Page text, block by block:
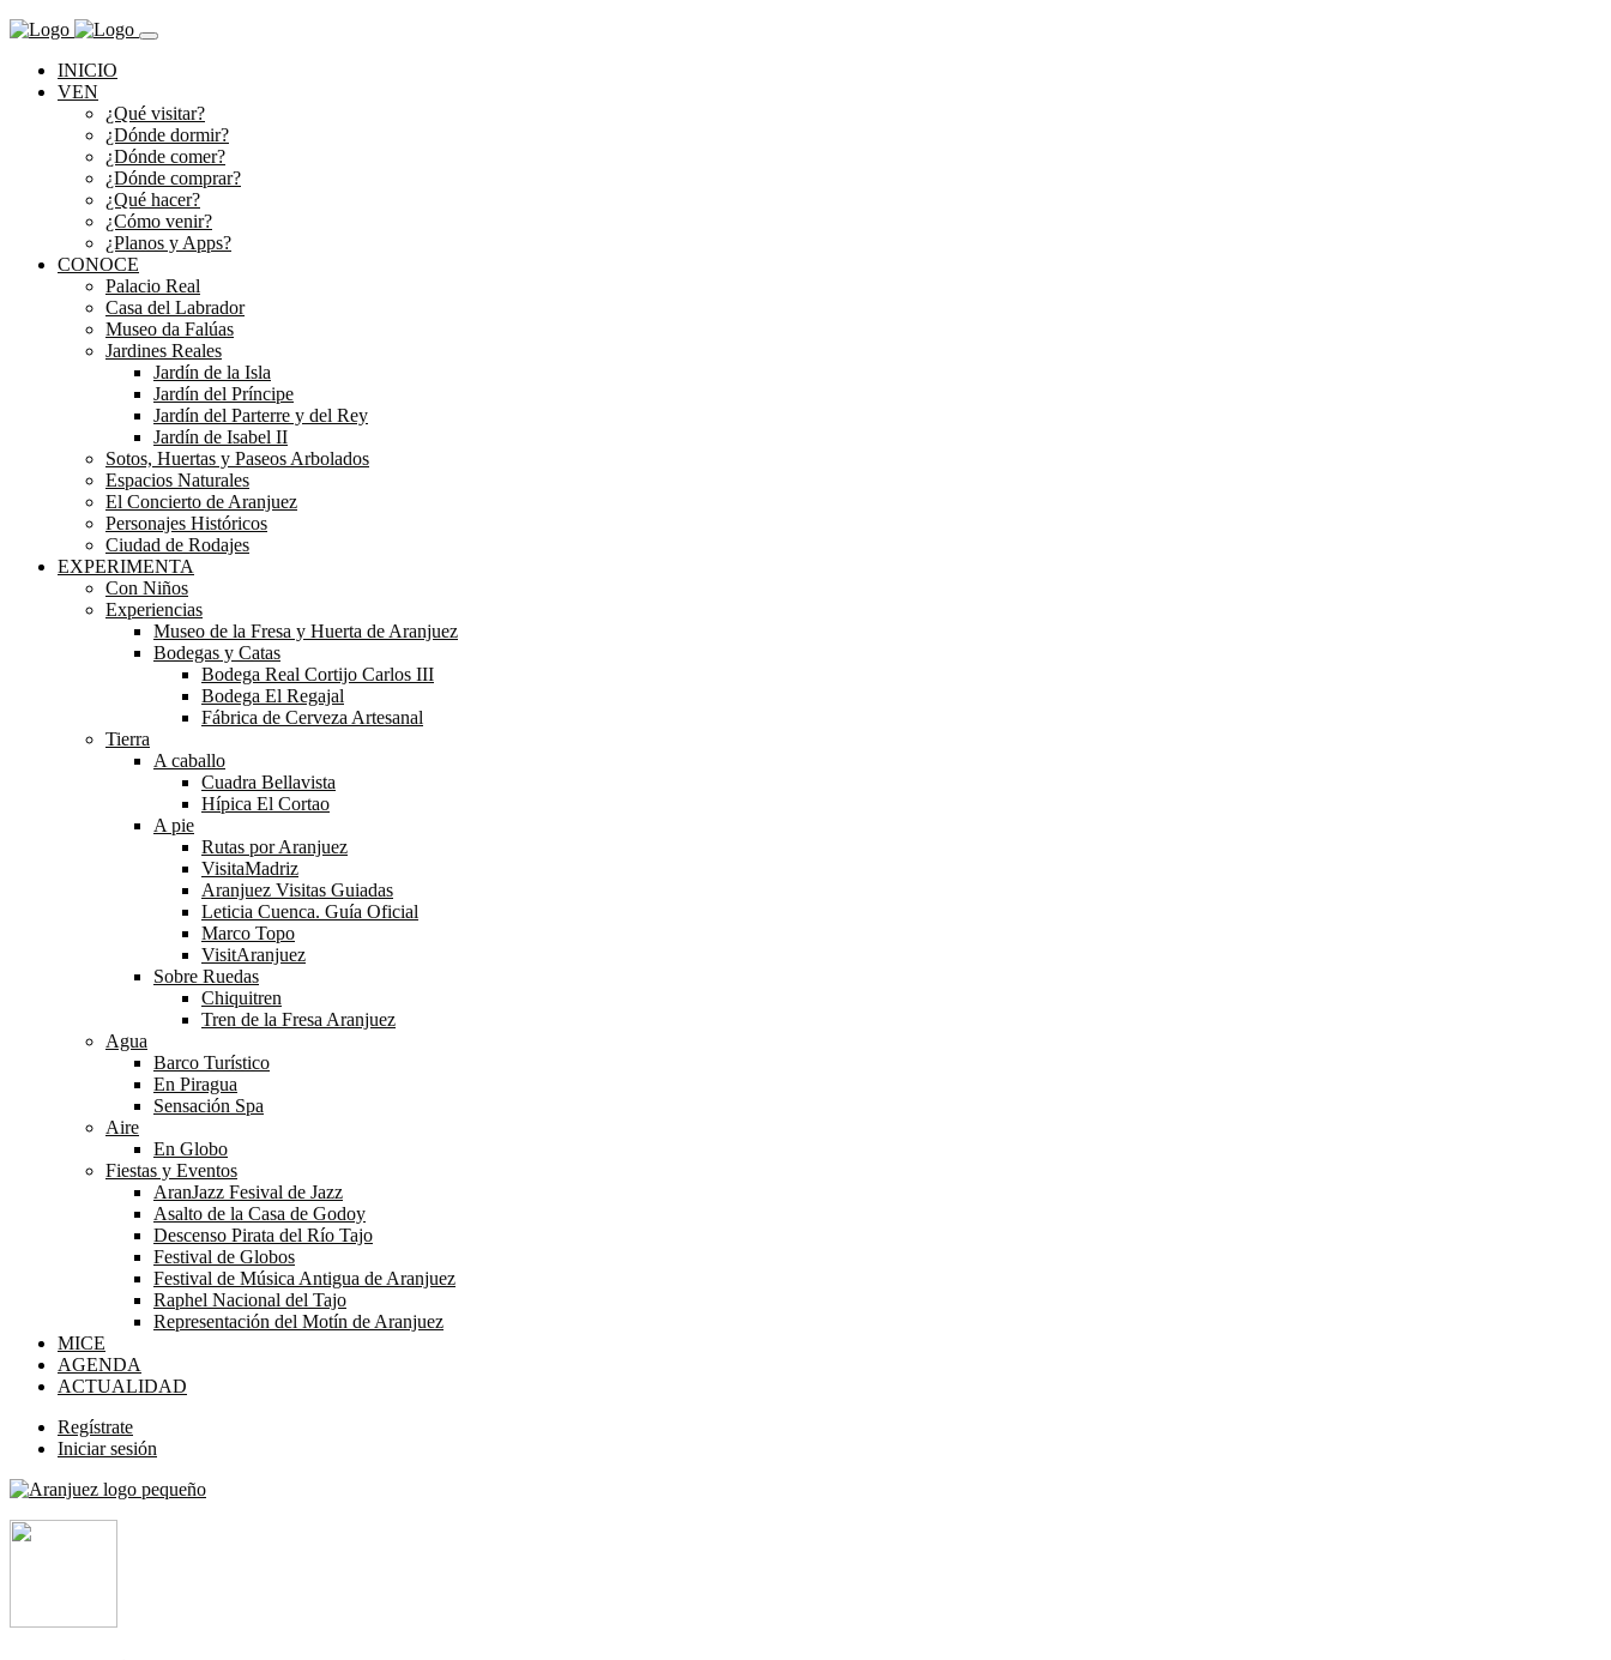
INICIO
VEN
¿Qué visitar?
¿Dónde dormir?
¿Dónde comer?
¿Dónde comprar?
¿Qué hacer?
¿Cómo venir?
¿Planos y Apps?
CONOCE
Palacio Real
Casa del Labrador
Museo da Falúas
Jardines Reales
Jardín de la Isla
Jardín del Príncipe
Jardín del Parterre y del Rey
Jardín de Isabel II
Sotos, Huertas y Paseos Arbolados
Espacios Naturales
El Concierto de Aranjuez
Personajes Históricos
Ciudad de Rodajes
EXPERIMENTA
Con Niños
Experiencias
Museo de la Fresa y Huerta de Aranjuez
Bodegas y Catas
Bodega Real Cortijo Carlos III
Bodega El Regajal
Fábrica de Cerveza Artesanal
Tierra
A caballo
Cuadra Bellavista
Hípica El Cortao
A pie
Rutas por Aranjuez
VisitaMadriz
Aranjuez Visitas Guiadas
Leticia Cuenca. Guía Oficial
Marco Topo
VisitAranjuez
Sobre Ruedas
Chiquitren
Tren de la Fresa Aranjuez
Agua
Barco Turístico
En Piragua
Sensación Spa
Aire
En Globo
Fiestas y Eventos
AranJazz Fesival de Jazz
Asalto de la Casa de Godoy
Descenso Pirata del Río Tajo
Festival de Globos
Festival de Música Antigua de Aranjuez
Raphel Nacional del Tajo
Representación del Motín de Aranjuez
MICE
AGENDA
ACTUALIDAD
Regístrate
Iniciar sesión